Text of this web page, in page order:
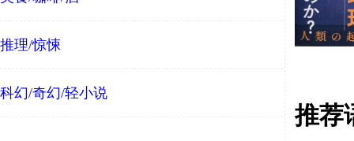
推理/惊悚
科幻/奇幻/轻小说
推荐